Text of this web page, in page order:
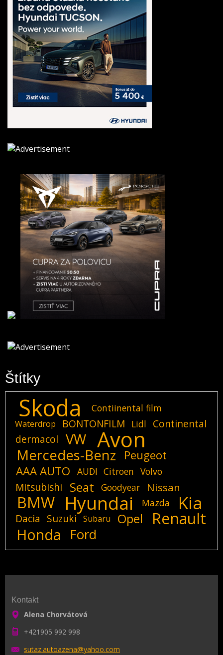
Štítky
Skoda Contiinental film
Waterdrop BONTONFILM Lidl
Continental
dermacol
VW Avon
Mercedes-Benz
Peugeot
AAA AUTO
AUDI Citroen Volvo
Mitsubishi Seat Goodyear Nissan
BMW Hyundai Mazda Kia
Dacia Suzuki Subaru Opel Renault
Honda Ford
Kontakt
Alena Chorvátová
+421905 992 998
sutaz.autoazena@yahoo.com